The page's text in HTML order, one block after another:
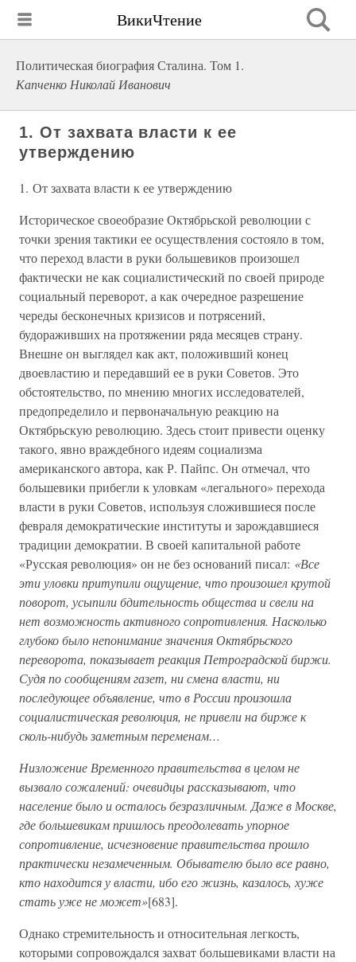
ВикиЧтение
Политическая биография Сталина. Том 1.
Капченко Николай Иванович
1. От захвата власти к ее
утверждению
1. От захвата власти к ее утверждению
Историческое своеобразие Октябрьской революции с
точки зрения тактики ее осуществления состояло в том,
что переход власти в руки большевиков произошел
фактически не как социалистический по своей природе
социальный переворот, а как очередное разрешение
череды бесконечных кризисов и потрясений,
будораживших на протяжении ряда месяцев страну.
Внешне он выглядел как акт, положивший конец
двоевластию и передавший ее в руки Советов. Это
обстоятельство, по мнению многих исследователей,
предопределило и первоначальную реакцию на
Октябрьскую революцию. Здесь стоит привести оценку
такого, явно враждебного идеям социализма
американского автора, как Р. Пайпс. Он отмечал, что
большевики прибегли к уловкам «легального» перехода
власти в руки Советов, используя сложившиеся после
февраля демократические институты и зарождавшиеся
традиции демократии. В своей капитальной работе
«Русская революция» он не без оснований писал: «Все
эти уловки притупили ощущение, что произошел крутой
поворот, усыпили бдительность общества и свели на
нет возможность активного сопротивления. Насколько
глубоко было непонимание значения Октябрьского
переворота, показывает реакция Петроградской биржи.
Судя по сообщениям газет, ни смена власти, ни
последующее объявление, что в России произошла
социалистическая революция, не привели на бирже к
сколь-нибудь заметным переменам…
Низложение Временного правительства в целом не
вызвало сожалений: очевидцы рассказывают, что
население было и осталось безразличным. Даже в Москве,
где большевикам пришлось преодолевать упорное
сопротивление, исчезновение правительства прошло
практически незамеченным. Обывателю было все равно,
кто находится у власти, ибо его жизнь, казалось, хуже
стать уже не может»[683].
Однако стремительность и относительная легкость,
которыми сопровождался захват большевиками власти на